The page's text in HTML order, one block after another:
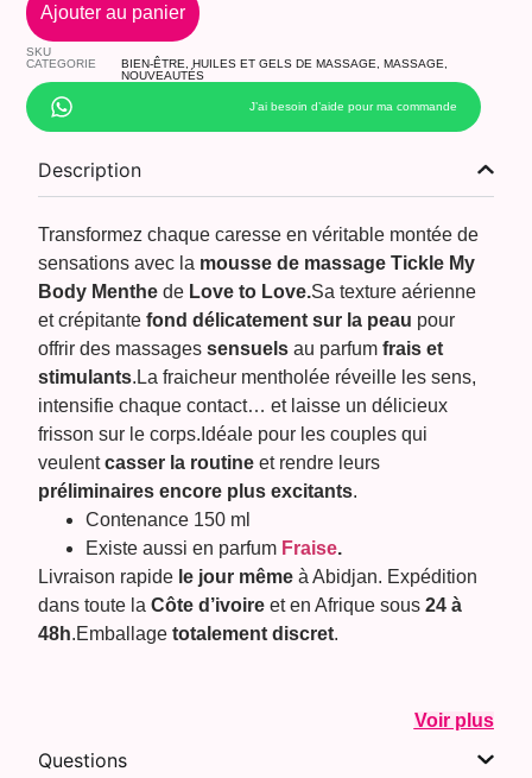
Ajouter au panier
SKU
CATEGORIE
BIEN-ÊTRE HUILES ET GELS DE MASSAGE MASSAGE
NOUVEAUTÉS
J’ai besoin d’aide pour ma commande
Description
Transformez chaque caresse en véritable montée de
sensations avec la mousse de massage Tickle My
Body Menthede Love to Love.Sa texture aérienne
et crépitantefond délicatement sur la peau pour
offrir des massagessensuelsau parfumfrais et
stimulants.La fraicheur mentholée réveille les sens,
intensifie chaque contact… et laisse un délicieux
frisson sur le corps.Idéale pour les couples qui
veulentcasser la routine et rendre leurs
préliminaires encore plus excitants.
Contenance 150 ml
Existe aussi en parfum Fraise.
Livraison rapide le jour même à Abidjan. Expédition
dans toute laCôte d’ivoire et en Afrique sous24 à
48h.Emballagetotalement discret.
Voir plus
Questions